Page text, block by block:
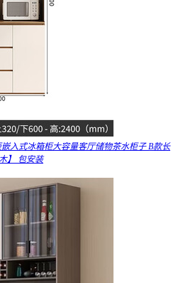
入式冰箱柜大容量客厅储物茶水柜子 B款长
】 包安装